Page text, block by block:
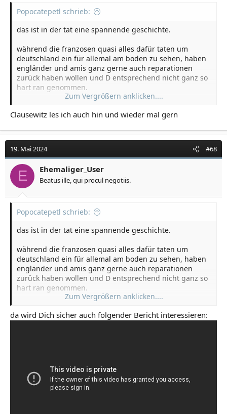
Israel, die Aufgabe der meisten Geiseln, eine weiterhin
intakte Hamas und die Schaffung eines
palästinensischen Staates."
rechtsextremen und ultra-religiösen Parteien. Bislang
Wiederaufbau des Gazastreifens nach Beendigung des
Krieges vorzulegen, um seine ultra-rechten
Koalitionspartner nicht vor den Kopf zu stoßen.
Netanyahus politisches Überleben hängt aber von ihnen
ab."
Popocatepetl schrieb:
das ist in der tat eine spannende geschichte.
während die franzosen quasi alles dafür taten um
deutschland ein für allemal am boden zu sehen, haben
engländer und amis ganz gerne auch reparationen
zurück haben wollen und D entsprechend nicht ganz so
hart ran genommen.
da gibt es in der aktuellen ausgabe der zeitschrift
Ruhrbesetzung – Wikipedia
de.wikipedia.org
spannend find ich ja folgendes zitat:
Ferdinand Foch – Wikiquote
de.wikiquote.org
falls nicht gefälscht, durchaus präzise schätzung
Zum Vergrößern anklicken....
Clausewitz les ich auch hin und wieder mal gern
19. Mai 2024 #68
E Ehemaliger_User
Beatus ille, qui procul negotiis.
Popocatepetl schrieb:
das ist in der tat eine spannende geschichte.
während die franzosen quasi alles dafür taten um
deutschland ein für allemal am boden zu sehen, haben
engländer und amis ganz gerne auch reparationen
zurück haben wollen und D entsprechend nicht ganz so
hart ran genommen.
da gibt es in der aktuellen ausgabe der zeitschrift
de.wikipedia.org
Zum Vergrößern anklicken....
da wird Dich sicher auch folgender Bericht interessieren: